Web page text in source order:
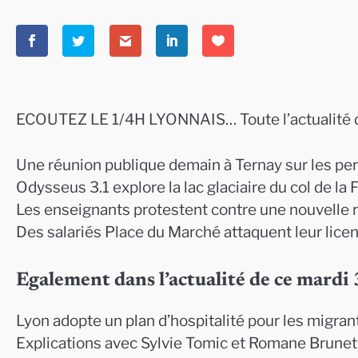
ECOUTEZ LE 1/4H LYONNAIS… Toute
Une réunion publique demain à Ternay sur les
Odysseus 3.1 explore la lac glaciaire du col de la
Les enseignants protestent contre une nouvelle
Des salariés Place du Marché attaquent leur
Egalement dans l’actualité de ce mardi
Lyon adopte un plan d’hospitalité pour les
Explications avec Sylvie Tomic et Romane Brunet